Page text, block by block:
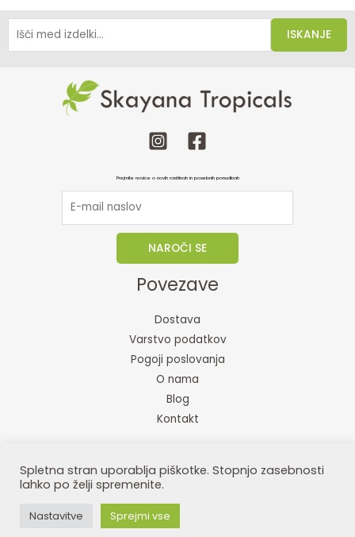
ISKANJE
Prejmite novice o novih rastlinah in posebnih ponudbah
NAROČI SE
Povezave
Dostava
Varstvo podatkov
Pogoji poslovanja
O nama
Blog
Kontakt
Copyright © 2026 Jana Cindro S.P., Postojnska ulica 20, 1000 Ljubljana
Spletna stran uporablja piškotke. Stopnjo zasebnosti
lahko po želji spremenite.
Nastavitve Sprejmi vse